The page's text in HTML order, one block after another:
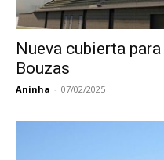
Nueva cubierta
Bouzas
Aninha - 07/02/2025